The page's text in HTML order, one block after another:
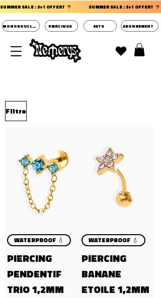
SUMMER SALE : 3+1 OFFERT  🌴
MONOBOUCLES PIERCINGS SETS ABONNEMENT
Filtro
WATERPROOF 💧
PIERCING
PENDENTIF
TRIO 1,2MM
WATERPROOF 💧
PIERCING
BANANE
ETOILE 1,2MM